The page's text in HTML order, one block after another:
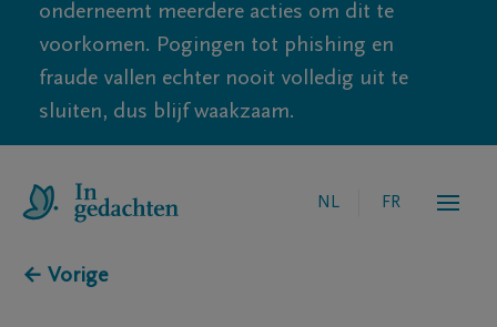
onderneemt meerdere acties om dit te
voorkomen. Pogingen tot phishing en
fraude vallen echter nooit volledig uit te
sluiten, dus blijf waakzaam.
NL FR
← Vorige